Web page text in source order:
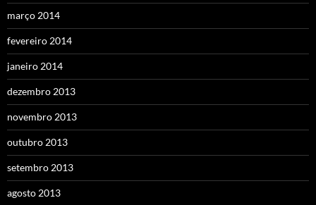
março 2014
fevereiro 2014
janeiro 2014
dezembro 2013
novembro 2013
outubro 2013
setembro 2013
agosto 2013